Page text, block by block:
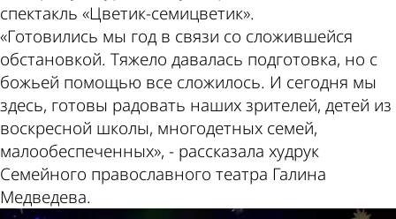
спектакль «Цветик-семицветик».
«Готовились мы год в связи со сложившейся
обстановкой. Тяжело давалась подготовка, но с
божьей помощью все сложилось. И сегодня мы
здесь, готовы радовать наших зрителей, детей из
воскресной школы, многодетных семей,
малообеспеченных», - рассказала худрук
Семейного православного театра Галина
Медведева.